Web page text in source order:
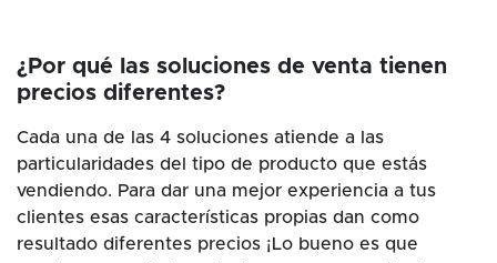
¿Por qué las soluciones de venta tienen
precios diferentes?
Cada una de las 4 soluciones atiende a las
particularidades del tipo de producto que estás
vendiendo. Para dar una mejor experiencia a tus
clientes esas características propias dan como
resultado diferentes precios ¡Lo bueno es que